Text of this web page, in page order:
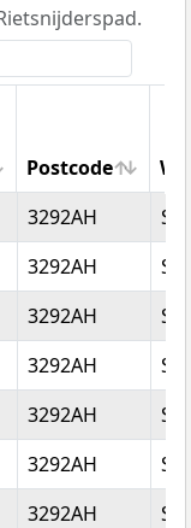
Postcode
Postcode
3292AH
3292AH
3292AH
3292AH
3292AH
3292AH
3292AH